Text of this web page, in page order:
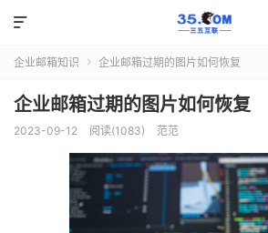

企业邮箱知识  企业邮箱过期的图片如何恢复
企业邮箱过期的图片如何恢复
2023-09-12 阅读(1083) 范范